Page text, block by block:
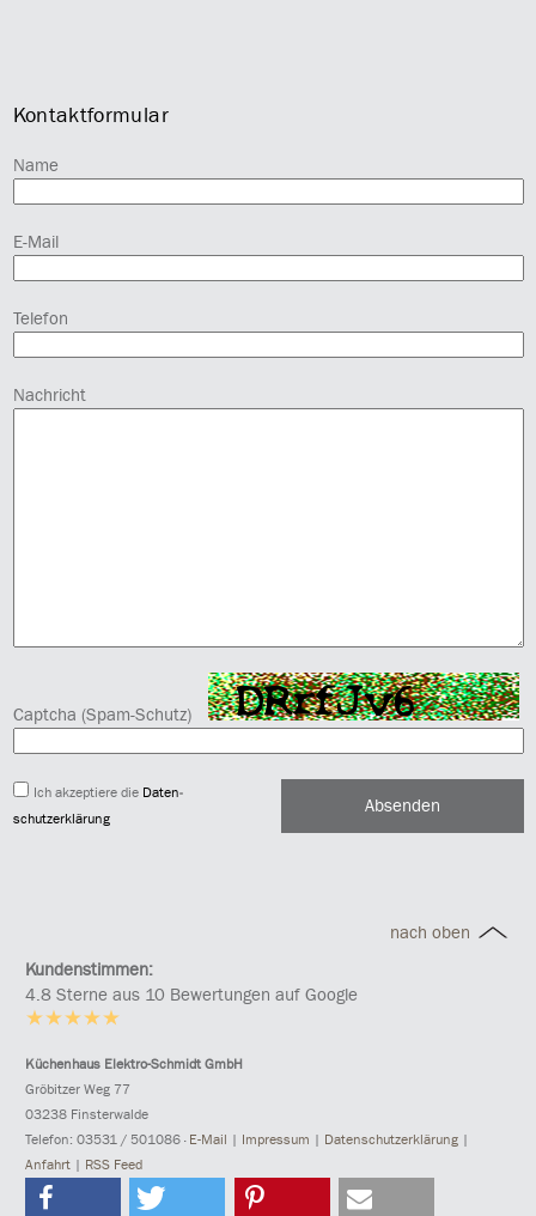
Kontaktformular
Name
E-Mail
Telefon
Nachricht
Captcha (Spam-Schutz)
Ich akzeptiere die Daten­
schutzerklärung
Absenden
nach oben
Kundenstimmen:
4.8 Sterne aus 10 Bewertungen auf Google
Küchenhaus Elektro-Schmidt GmbH
Gröbitzer Weg 77
03238 Finsterwalde
Telefon: 03531 / 501086 · E-Mail | Impressum | Datenschutzerklärung |
Anfahrt | RSS Feed